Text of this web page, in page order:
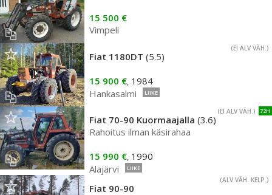
15 500 €
Vimpeli
(EI ALV VÄH.)
Fiat 1180DT (5.5)
15 900 €, 1984
Hankasalmi
LIIKE
72H
(EI ALV VÄH.)
Fiat 70-90 Kuormaajalla (3.6)
Rahoitus ilman käsirahaa
15 990 €, 1990
Alajärvi
LIIKE
(ALV VÄH. KELP.)
Fiat 90-90